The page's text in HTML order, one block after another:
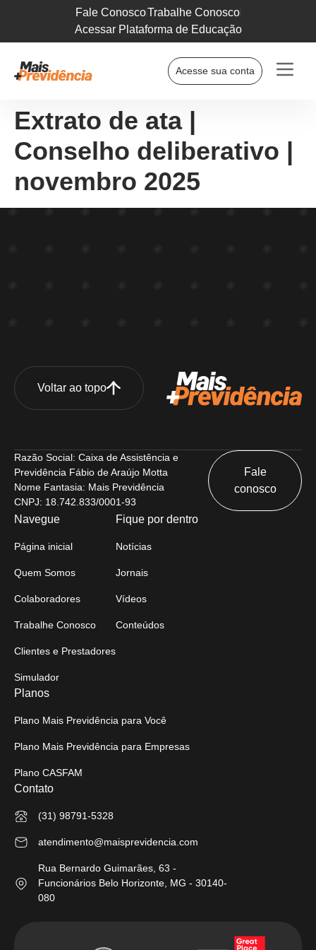
Fale ConoscoTrabalhe Conosco
Acessar Plataforma de Educação
Acesse sua conta
Extrato de ata |
Conselho deliberativo |
novembro 2025
Voltar ao topo
Razão Social: Caixa de Assistência e
Previdência Fábio de Araújo Motta
Nome Fantasia: Mais Previdência
CNPJ: 18.742.833/0001-93
Fale
conosco
Navegue
Página inicial
Quem Somos
Colaboradores
Trabalhe Conosco
Clientes e Prestadores
Simulador
Fique por dentro
Notícias
Jornais
Vídeos
Conteúdos
Planos
Plano Mais Previdência para Você
Plano Mais Previdência para Empresas
Plano CASFAM
Contato
(31) 98791-5328
atendimento@maisprevidencia.com
Rua Bernardo Guimarães, 63 -
Funcionários Belo Horizonte, MG - 30140-
080